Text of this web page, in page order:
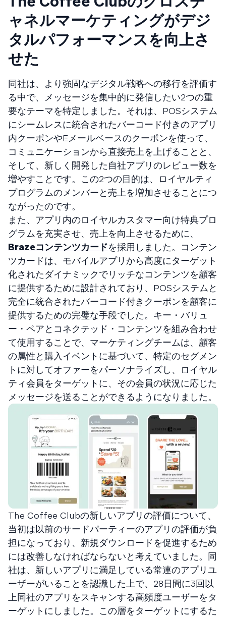
ャネルマーケティングがデジ
タルパフォーマンスを向上さ
せた
同社は、より強固なデジタル戦略への移行を評価す
る中で、メッセージを集中的に発信したい2つの重
要なテーマを特定しました。それは、POSシステム
にシームレスに統合されたバーコード付きのアプリ
内クーポンやEメールベースのクーポンを使って、
コミュニケーションから直接売上を上げることと、
そして、新しく開発した自社アプリのレビュー数を
増やすことです。この2つの目的は、ロイヤルティ
プログラムのメンバーと売上を増加させることにつ
ながったのです。
また、アプリ内のロイヤルカスタマー向け特典プロ
グラムを充実させ、売上を向上させるために、
Brazeコンテンツカードを採用しました。コンテン
ツカードは、モバイルアプリから高度にターゲット
化されたダイナミックでリッチなコンテンツを顧客
に提供するために設計されており、POSシステムと
完全に統合されたバーコード付きクーポンを顧客に
提供するための完璧な手段でした。キー・バリュ
ー・ペアとコネクテッド・コンテンツを組み合わせ
て使用することで、マーケティングチームは、顧客
の属性と購入イベントに基づいて、特定のセグメン
トに対してオファーをパーソナライズし、ロイヤル
ティ会員をターゲットに、その会員の状況に応じた
メッセージを送ることができるようになりました。
The Coffee Clubの新しいアプリの評価について、
当初は以前のサードパーティーのアプリの評価が負
担になっており、新規ダウンロードを促進するため
には改善しなければならないと考えていました。同
社は、新しいアプリに満足している常連のアプリユ
ーザーがいることを認識した上で、28日間に3回以
上同社のアプリをスキャンする高頻度ユーザーをタ
ーゲットにしました。この層をターゲットにするた